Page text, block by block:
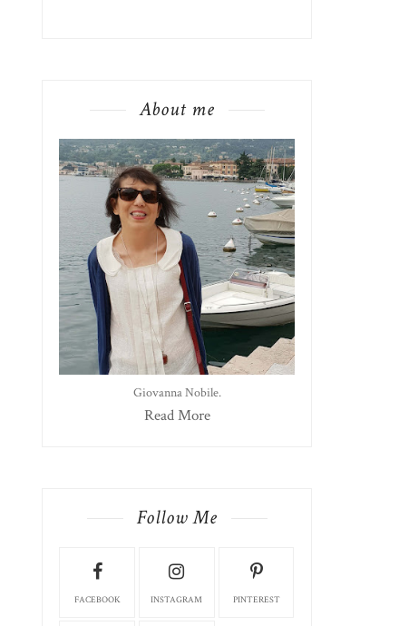
About me
Giovanna Nobile.
Read More
Follow Me
FACEBOOK INSTAGRAM PINTEREST